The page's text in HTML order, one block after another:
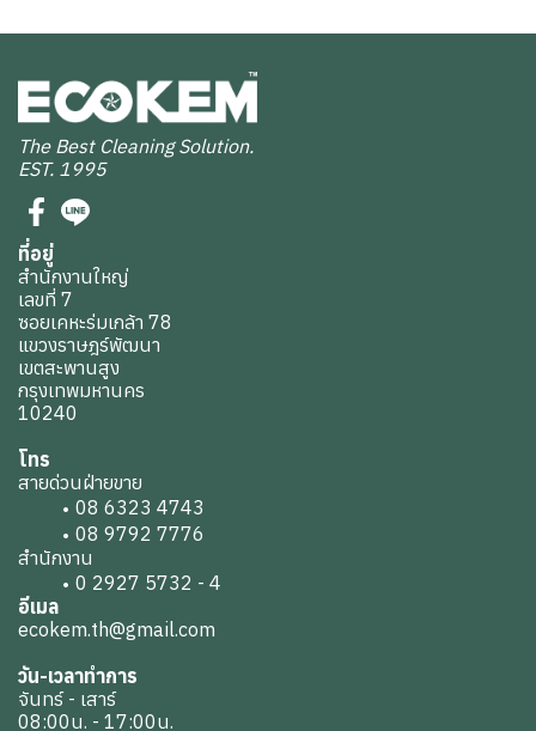
The Best Cleaning Solution.
EST. 1995
ที่อยู่
สำนักงานใหญ่
เลขที่ 7
ซอยเคหะร่มเกล้า 78
แขวงราษฎร์พัฒนา
เขตสะพานสูง
กรุงเทพมหานคร
10240
โทร
สายด่วนฝ่ายขาย
08 6323 4743
08 9792 7776
สำนักงาน
0 2927 5732 - 4
อีเมล
ecokem.th@gmail.com
วัน-เวลาทำการ
จันทร์ - เสาร์
08:00น. - 17:00น.